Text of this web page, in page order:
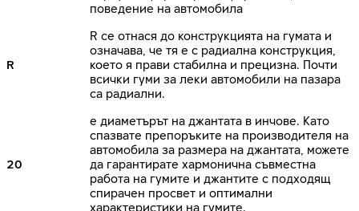
поведение на автомобила
R
R се отнася до конструкцията на гумата и
означава, че тя е с радиална конструкция,
което я прави стабилна и прецизна. Почти
всички гуми за леки автомобили на пазара
са радиални.
20
е диаметърът на джантата в инчове. Като
спазвате препоръките на производителя на
автомобила за размера на джантата, можете
да гарантирате хармонична съвместна
работа на гумите и джантите с подходящ
спирачен просвет и оптимални
характеристики на гумите.